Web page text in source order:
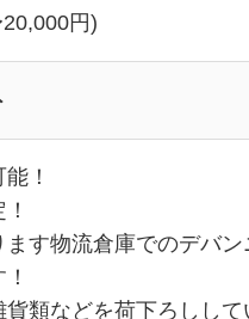
円)
！
ます物流倉庫でのデバン
貨類などを荷下ろしして